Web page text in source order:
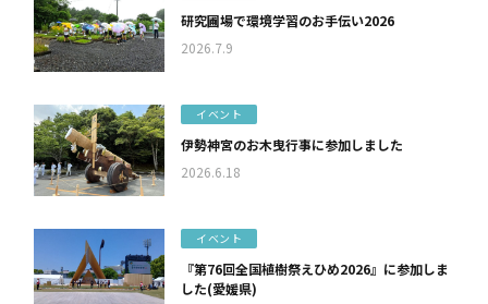
研究圃場で環境学習のお手伝い2026
2026.7.9
イベント
伊勢神宮のお木曳行事に参加しました
2026.6.18
イベント
『第76回全国植樹祭えひめ2026』に参加しま
した(愛媛県)